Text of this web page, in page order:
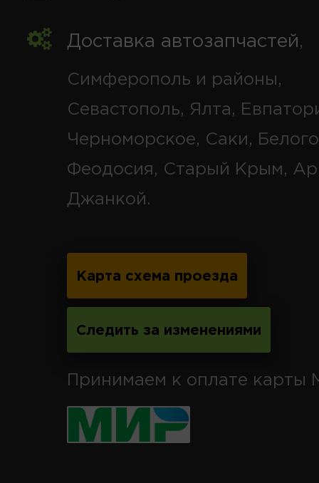
Доставка автозапчастей,
Симферополь и районы,
Севастополь, Ялта,
Черноморское, Саки,
Феодосия, Старый Крым,
Джанкой.
Карта схема проезда
Следить за изменениями
Принимаем к оплате карты